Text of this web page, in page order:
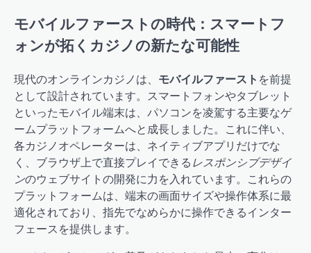
モバイルファーストの時代：スマートフ
ォンが拓くカジノの新たな可能性
現代のオンラインカジノは、 モバイルファースト を前提
として設計されています。スマートフォンやタブレット
といったモバイル端末は、パソコンを凌駕する主要なゲ
ームプラットフォームへと成長しました。これに伴い、
各カジノオペレーターは、ネイティブアプリだけでな
く、ブラウザ上で直接プレイできるレスポンシブデザイ
ンのウェブサイトの開発に力を入れています。これらの
プラットフォームは、端末の画面サイズや操作体系に最
適化されており、指先でなめらかに操作できるインター
フェースを提供します。